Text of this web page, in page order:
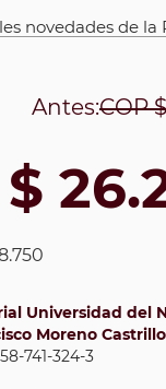
novedades de la
Antes:COP
$
Universidad del
Moreno
741-324-3